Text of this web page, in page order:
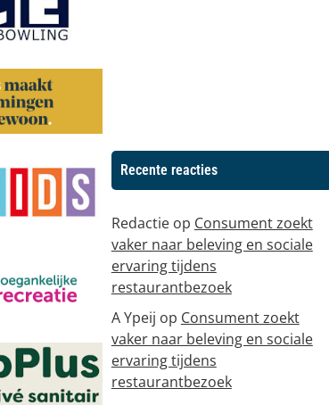
Recente reacties
Redactieop Consument zoekt
vaker naar beleving en sociale
ervaring tijdens
restaurantbezoek
A Ypeij op Consument zoekt
vaker naar beleving en sociale
ervaring tijdens
restaurantbezoek